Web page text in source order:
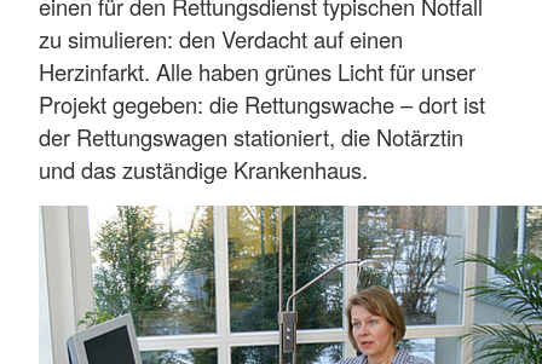
zu simulieren: den Verdacht auf einen
Herzinfarkt. Alle haben grünes Licht für unser
Projekt gegeben: die Rettungswache – dort ist
der Rettungswagen stationiert, die Notärztin
und das zuständige Krankenhaus.